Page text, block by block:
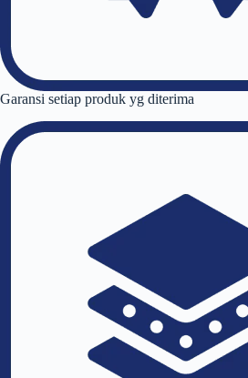
Garansi setiap produk yg diterima